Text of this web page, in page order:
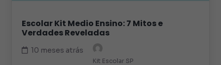
Escolar Kit Medio Ensino: 7 Mitos e
Verdades Reveladas
10 meses atrás
Kit Escolar SP